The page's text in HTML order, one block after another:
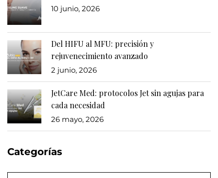
10 junio, 2026
Del HIFU al MFU: precisión y
rejuvenecimiento avanzado
2 junio, 2026
JetCare Med: protocolos Jet sin agujas para
cada necesidad
26 mayo, 2026
Categorías
Categorías